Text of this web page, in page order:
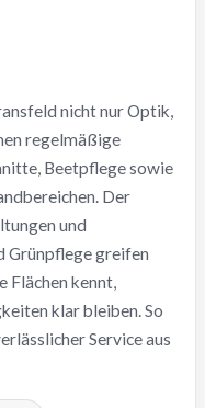
nicht nur Optik,
regelmäßige
Beetpflege sowie
Der
und
Grünpflege greifen
Flächen kennt,
klar bleiben. So
Service aus